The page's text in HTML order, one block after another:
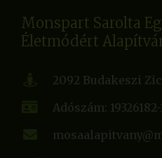
Monspart Sarolta
Életmódért
2092 Budakeszi
Adószám: 19326182-